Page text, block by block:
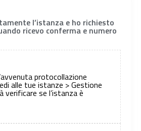
l’istanza e ho richiesto
ricevo conferma e numero
protocollazione
alle tue istanze > Gestione
verificare se l’istanza è